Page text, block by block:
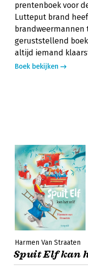
prentenboek voor
Lutteput brand
brandweermannen
geruststellend
altijd iemand
Boek bekijken
Harmen Van Straaten
Spuit Elf kan